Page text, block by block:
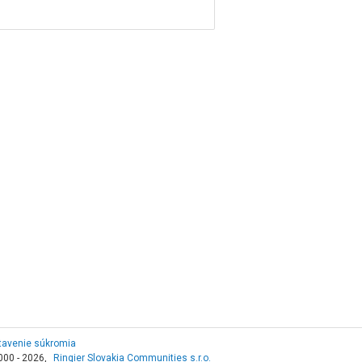
súkromia
- 2026,
Ringier Slovakia Communities s.r.o.